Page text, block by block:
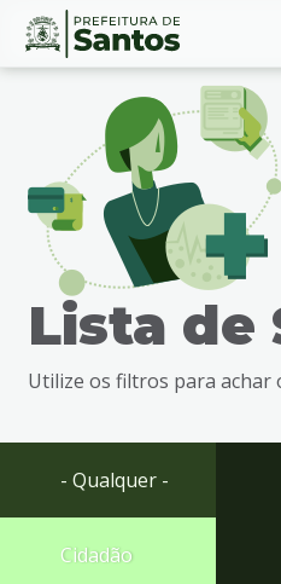
Ir
busca
Ir
rodapé
Conteúdo
Lista de
Utilize os filtros para achar
- Qualquer -
Cidadão